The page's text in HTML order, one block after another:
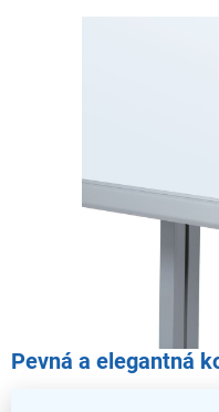
Pevná a elegantná